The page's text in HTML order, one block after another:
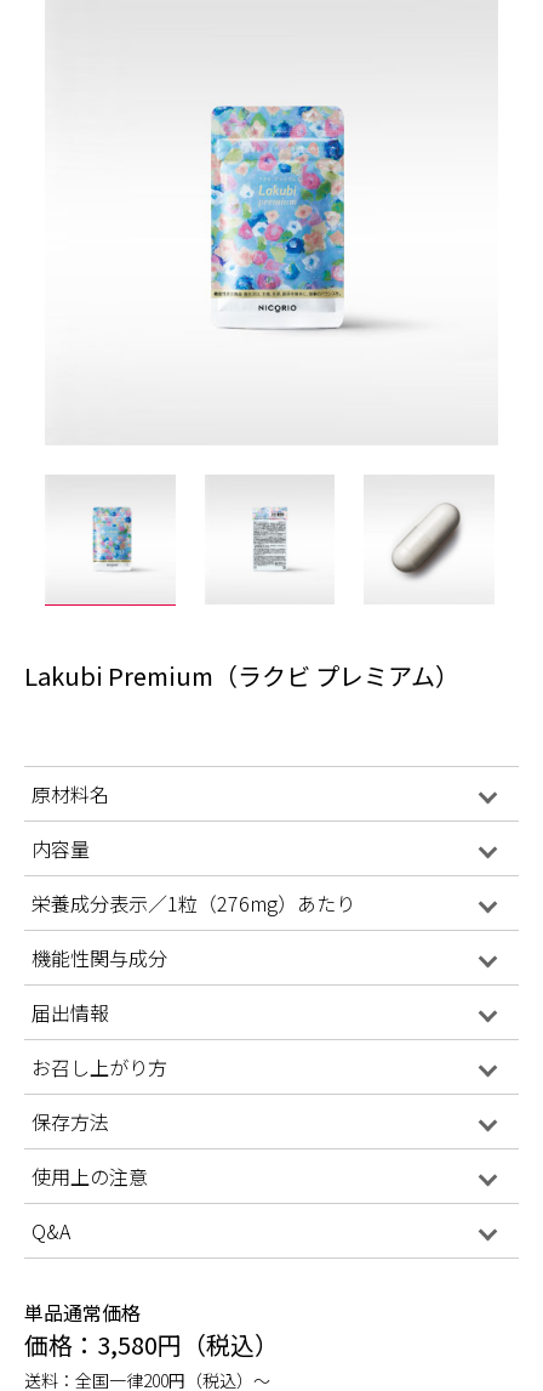
Lakubi Premium（ラクビ プレミアム）
原材料名
内容量
栄養成分表示／1粒（276mg）あたり
機能性関与成分
届出情報
お召し上がり方
保存方法
使用上の注意
Q&A
単品通常価格
価格：3,580円（税込）
送料：全国一律200円（税込）～